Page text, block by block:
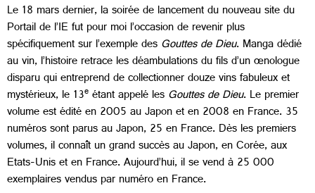
Le 18 mars dernier, la soirée de lancement du nouveau site du
Portail de l’IE fut pour moi l’occasion de revenir plus
spécifiquement sur l’exemple desGouttes de Dieu. Manga dédié
au vin, l’histoire retrace les déambulations du fils d’un œnologue
disparu qui entreprend de collectionner douze vins fabuleux et
mystérieux, le 13e étant appelé lesGouttes de Dieu. Le premier
volume est édité en 2005 au Japon et en 2008 en France. 35
numéros sont parus au Japon, 25 en France. Dès les premiers
volumes, il connaît un grand succès au Japon, en Corée, aux
Etats-Unis et en France. Aujourd’hui, il se vend à 25 000
exemplaires vendus par numéro en France.